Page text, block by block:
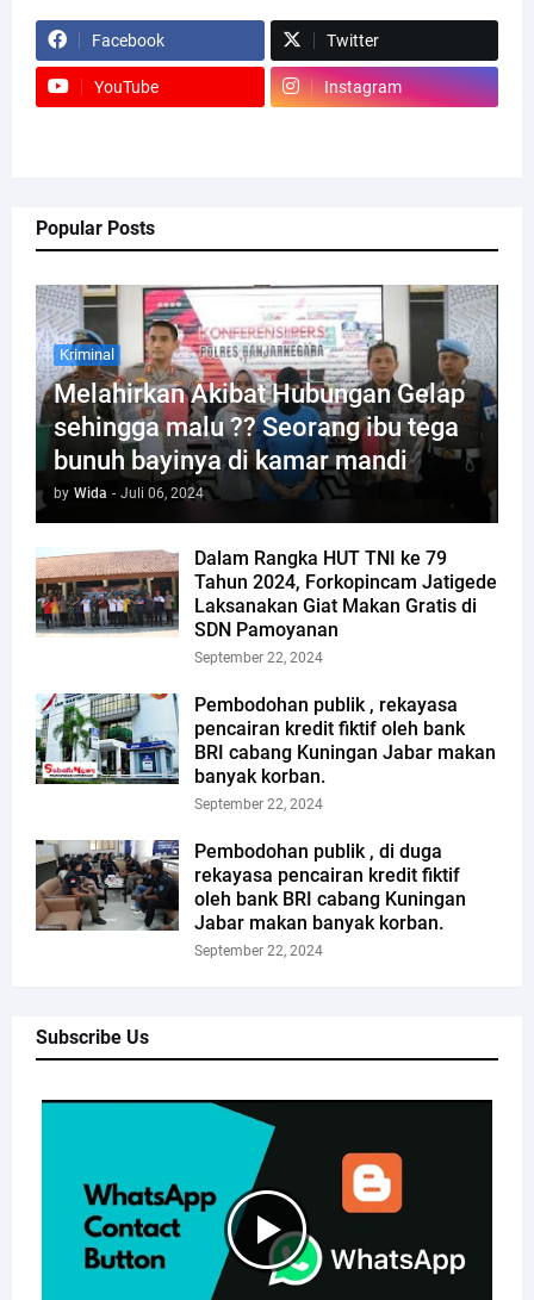
Facebook Twitter
YouTube Instagram
Popular Posts
Kriminal
Melahirkan Akibat Hubungan Gelap
sehingga malu ?? Seorang ibu tega
bunuh bayinya di kamar mandi
by Wida - Juli 06, 2024
Dalam Rangka HUT TNI ke 79
Tahun 2024, Forkopincam Jatigede
Laksanakan Giat Makan Gratis di
SDN Pamoyanan
September 22, 2024
Pembodohan publik , rekayasa
pencairan kredit fiktif oleh bank
BRI cabang Kuningan Jabar makan
banyak korban.
September 22, 2024
Pembodohan publik , di duga
rekayasa pencairan kredit fiktif
oleh bank BRI cabang Kuningan
Jabar makan banyak korban.
September 22, 2024
Subscribe Us